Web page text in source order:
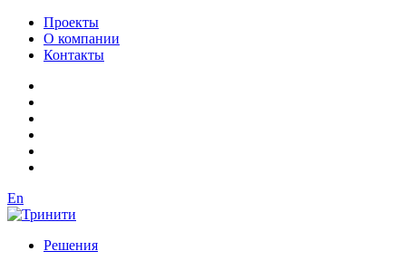
Проекты
О компании
Контакты
En
Решения